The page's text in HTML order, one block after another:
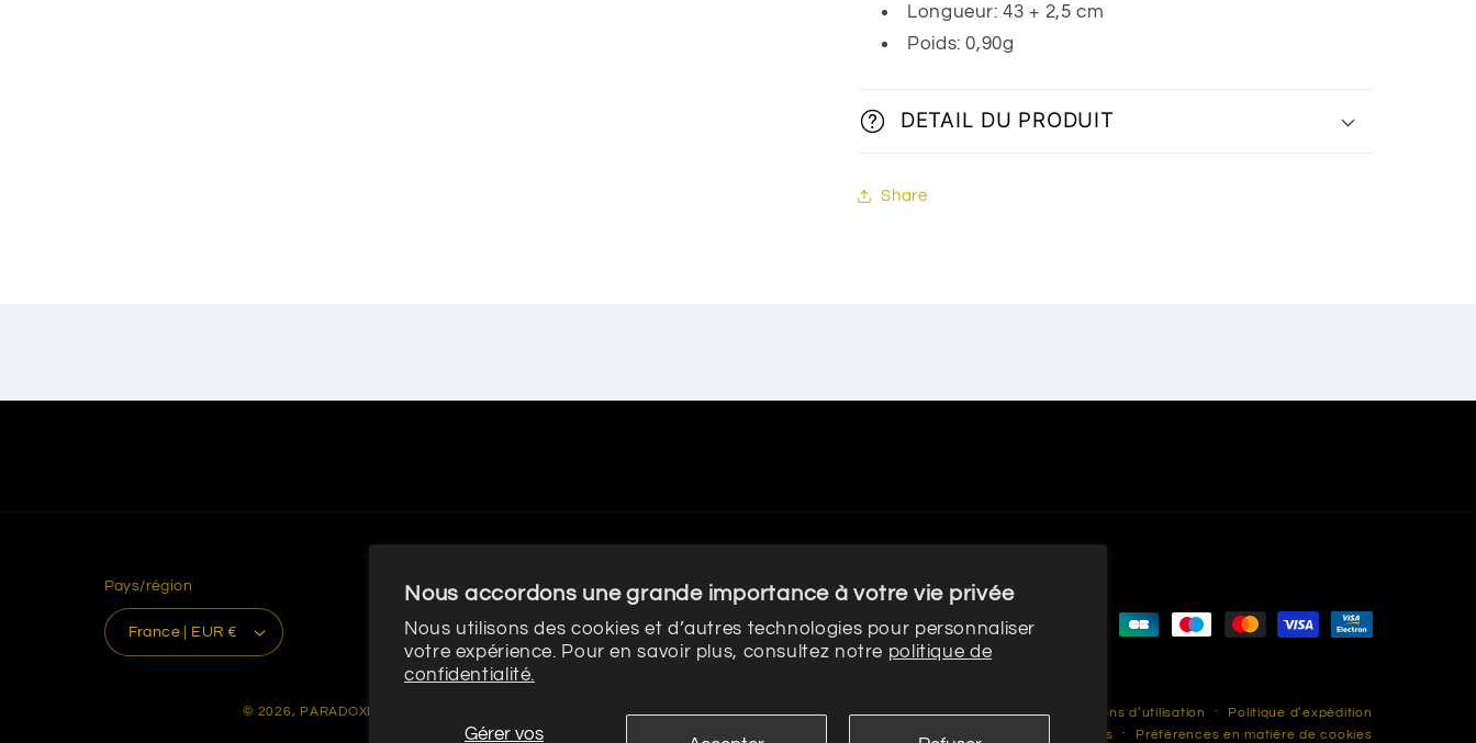
Nous accordons une grande importance à votre vie privée
Nous utilisons des cookies et d’autres technologies pour personnaliser
votre expérience. Pour en savoir plus, consultez notre politique de
confidentialité.
Gérer vos
Longueur:43 + 2,5 cm
Poids: 0,90g
DETAIL DU PRODUIT
Share
Pays/région
France | EUR €
Moyens
© 2026, PARADOXE Politique de confidentialité Politique de remboursement Conditions d’utilisation
Politique d’expédition
Coordonnées Préférences en matière de cookies